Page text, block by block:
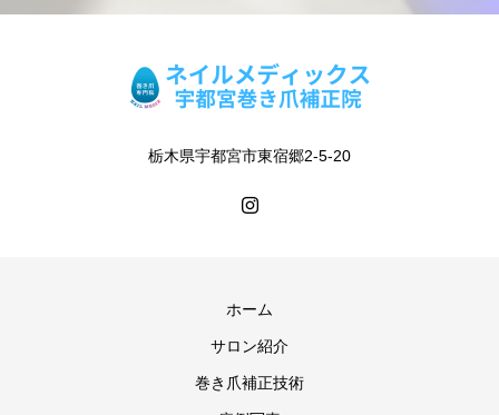
栃木県宇都宮市東宿郷2-5-20
ホーム
サロン紹介
巻き爪補正技術